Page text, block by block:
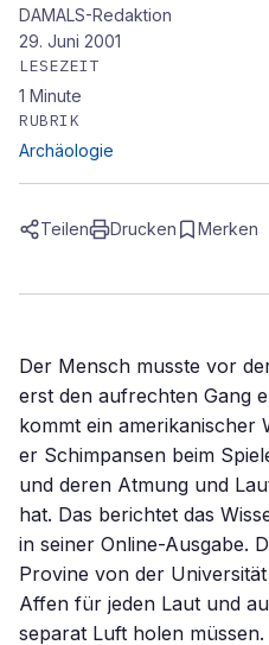
DAMALS-Redaktion
29. Juni 2001
LESEZEIT
1 Minute
RUBRIK
Archäologie
Teilen Drucken Merken
Der Mensch musste vor
erst den aufrechten Gang
kommt ein amerikanischer
er Schimpansen beim
und deren Atmung und
hat. Das berichtet das
in seiner Online-Ausgabe.
Provine von der
Affen für jeden Laut und
separat Luft holen